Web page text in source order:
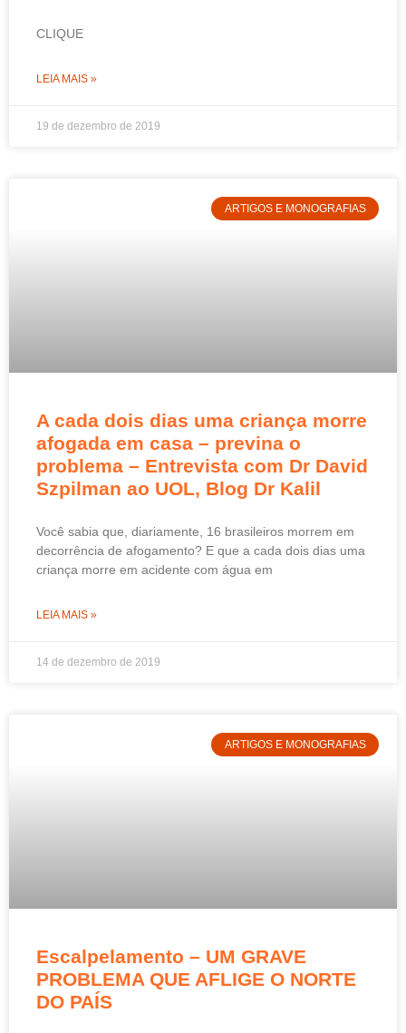
CLIQUE
LEIA MAIS »
19 de dezembro de 2019
ARTIGOS E MONOGRAFIAS
A cada dois dias uma criança morre
afogada em casa – previna o
problema – Entrevista com Dr David
Szpilman ao UOL, Blog Dr Kalil
Você sabia que, diariamente, 16 brasileiros morrem em
decorrência de afogamento? E que a cada dois dias uma
criança morre em acidente com água em
LEIA MAIS »
14 de dezembro de 2019
ARTIGOS E MONOGRAFIAS
Escalpelamento – UM GRAVE
PROBLEMA QUE AFLIGE O NORTE
DO PAÍS